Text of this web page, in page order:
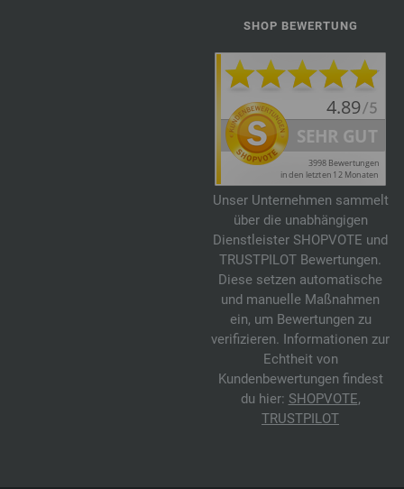
SHOP BEWERTUNG
Unser Unternehmen sammelt
über die unabhängigen
Dienstleister SHOPVOTE und
TRUSTPILOT Bewertungen.
Diese setzen automatische
und manuelle Maßnahmen
ein, um Bewertungen zu
verifizieren. Informationen zur
Echtheit von
Kundenbewertungen findest
du hier: SHOPVOTE,
TRUSTPILOT